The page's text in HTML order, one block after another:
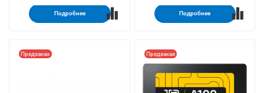
Подробнее Подробнее
Предзаказ Предзаказ